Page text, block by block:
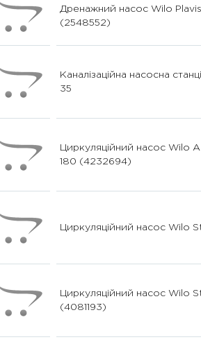
Дренажний насос Wilo
(2548552)
Каналізаційна насосна
35
Циркуляційний насос Wilo
180 (4232694)
Циркуляційний насос Wilo
Циркуляційний насос Wilo
(4081193)